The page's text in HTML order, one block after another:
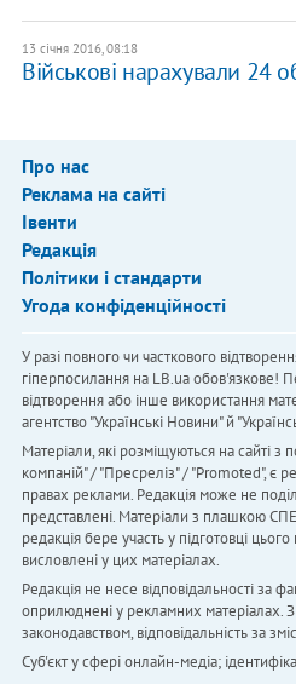
13 січня 2016, 08:18
Військові нарахували 24
Про нас
Реклама на сайті
Івенти
Редакція
Політики і стандарти
Угода конфіденційності
У разі повного чи часткового
гіперпосилання на LB.ua обов'язкове!
відтворення або інше використання
агентство "Українськi Новини" й
Матеріали, які розміщуються на сайті
компаній" / "Пресреліз" / "Promoted", є
правах реклами. Редакція може не
представлені. Матеріали з плашкою
редакція бере участь у підготовці
висловлені у цих матеріалах.
Редакція не несе відповідальності за
оприлюднені у рекламних матеріалах.
законодавством, відповідальність за
Cуб'єкт у сфері онлайн-медіа;